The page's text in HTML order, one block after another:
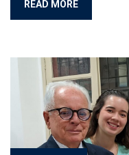
READ MORE